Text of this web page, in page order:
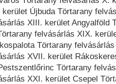
Újbuda Törtarany
XIII. kerület Angyalföld
felvásárlás XIX.
Törtarany
XVII. kerület
Törtarany
XXI. kerület Csepel